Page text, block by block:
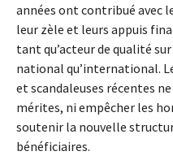
années ont contribué avec
leur zèle et leurs appuis
tant qu’acteur de qualité
national qu’international.
et scandaleuses récentes
mérites, ni empêcher les
soutenir la nouvelle
bénéficiaires.